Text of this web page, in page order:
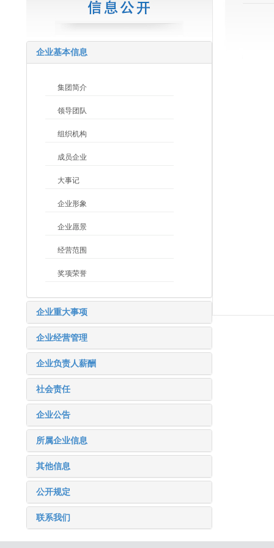
企业基本信息
集团简介
领导团队
组织机构
成员企业
大事记
企业形象
企业愿景
经营范围
奖项荣誉
企业重大事项
企业经营管理
企业负责人薪酬
社会责任
企业公告
所属企业信息
其他信息
公开规定
联系我们